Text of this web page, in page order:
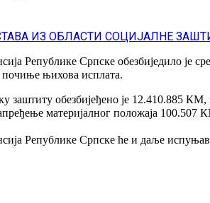
Републике Српске обезбиједило је
почиње њихова исплата.
заштиту обезбијеђено је 12.410.885
материјалног положаја
Републике Српске ће и даље